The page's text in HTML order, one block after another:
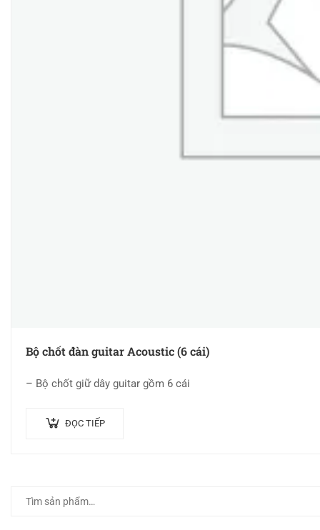
Bộ chốt đàn guitar Acoustic (6 cái)
– Bộ chốt giữ dây guitar gồm 6 cái
ĐỌC TIẾP